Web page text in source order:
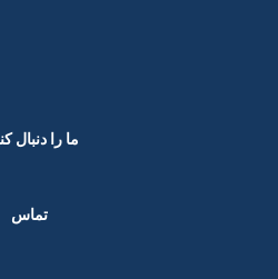
ما را دنبال
تماس